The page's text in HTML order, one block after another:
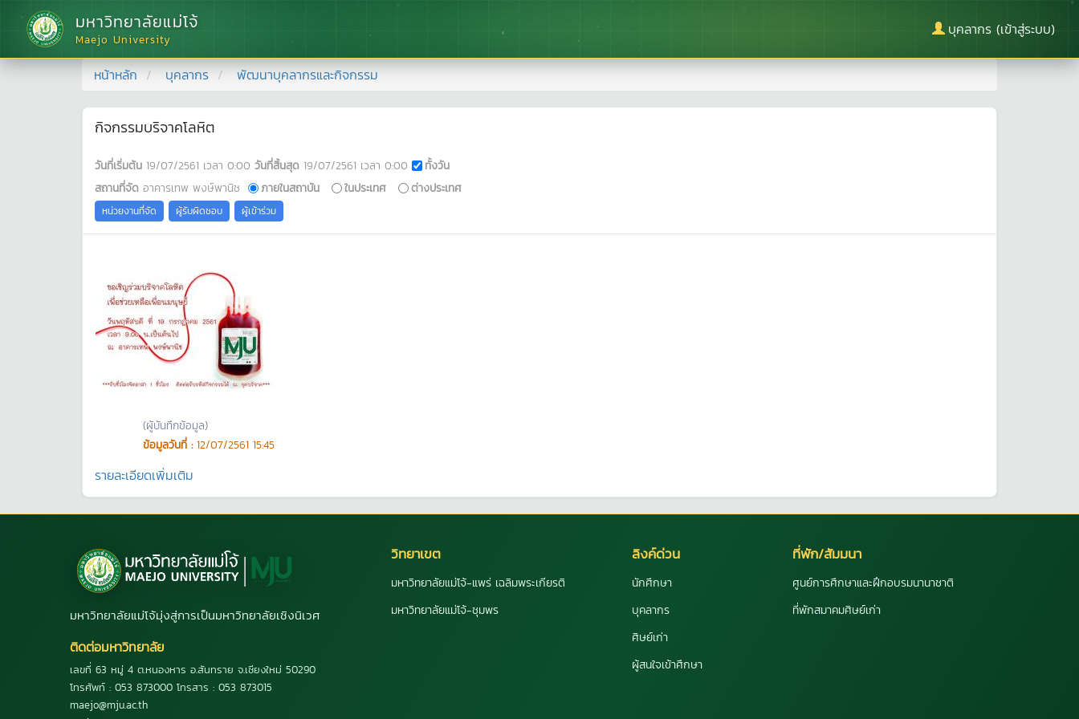
มหาวิทยาลัยแม่โจ้
Maejo University
บุคลากร (เข้าสู่ระบบ)
หน้าหลัก บุคลากร พัฒนาบุคลากรและกิจกรรม
กิจกรรมบริจาคโลหิต
วันที่เริ่มต้น 19/07/2561 เวลา 0:00 วันที่สิ้นสุด 19/07/2561 เวลา 0:00
ทั้งวัน
สถานที่จัด อาคารเทพ พงษ์พานิช ภายในสถาบัน ในประเทศ ต่างประเทศ
หน่วยงานที่จัด ผู้รับผิดชอบ ผู้เข้าร่วม
(ผู้บันทึกข้อมูล)
ข้อมูลวันที่ : 12/07/2561 15:45
รายละเอียดเพิ่มเติม
มหาวิทยาลัยแม่โจ้มุ่งสู่การเป็นมหาวิทยาลัยเชิงนิเวศ
ติดต่อมหาวิทยาลัย
เลขที่ 63 หมู่ 4 ต.หนองหาร อ.สันทราย จ.เชียงใหม่ 50290
โทรศัพท์ : 053 873000 โทรสาร : 053 873015
maejo@mju.ac.th
วิทยาเขต
มหาวิทยาลัยแม่โจ้-แพร่ เฉลิมพระเกียรติ
มหาวิทยาลัยแม่โจ้-ชุมพร
ลิงค์ด่วน
นักศึกษา
บุคลากร
ศิษย์เก่า
ผู้สนใจเข้าศึกษา
ที่พัก/สัมมนา
ศูนย์การศึกษาและฝึกอบรมนานาชาติ
ที่พักสมาคมศิษย์เก่า